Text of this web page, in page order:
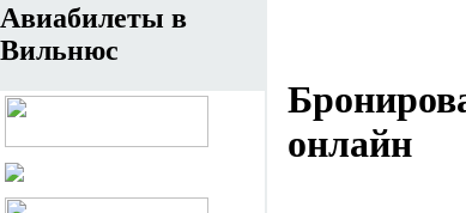
Авиабилеты в
Вильнюс
онлайн